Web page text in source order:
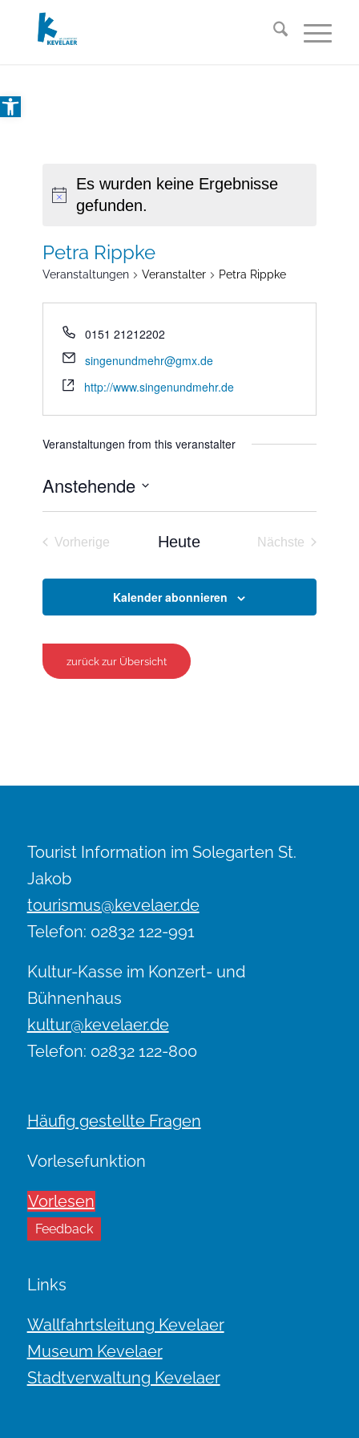
Open toolbar
Es wurden keine Ergebnisse
gefunden.
Petra Rippke
Veranstaltungen Veranstalter Petra Rippke
0151 21212202
singenundmehr@gmx.de
http://www.singenundmehr.de
Veranstaltungen from this veranstalter
Anstehende
Datum
wählen.
Vorherige
Heute
Nächste
Kalender abonnieren
zurück zur Übersicht
Tourist Information im Solegarten St.
Jakob
tourismus@kevelaer.de
Telefon: 02832 122-991
Kultur-Kasse im Konzert- und
Bühnenhaus
kultur@kevelaer.de
Telefon: 02832 122-800
Häufig gestellte Fragen
Vorlesefunktion
Vorlesen
Feedback
Links
Wallfahrtsleitung Kevelaer
Museum Kevelaer
Stadtverwaltung Kevelaer